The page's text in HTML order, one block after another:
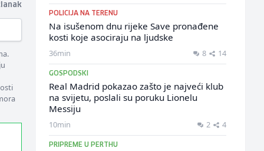
POLICIJA NA TERENU
Na isušenom dnu rijeke Save pronađene
kosti koje asociraju na ljudske
36min 8 14
GOSPODSKI
Real Madrid pokazao zašto je najveći klub
na svijetu, poslali su poruku Lionelu
Messiju
10min 2 4
PRIPREME U PERTHU